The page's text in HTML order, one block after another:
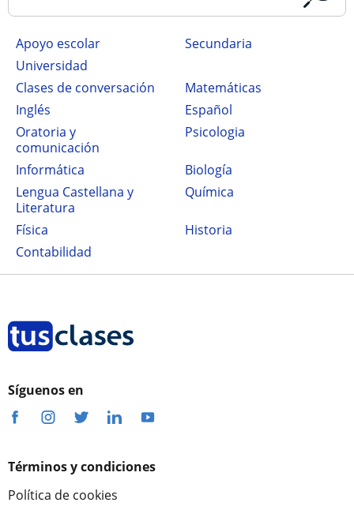
Apoyo escolar
secundaria
Universidad
Clases de conversación
Matemáticas
Inglés
Español
Oratoria y
comunicación
Psicologia
Informática
Biología
Lengua Castellana y
Literatura
Química
Física
Historia
Contabilidad
Síguenos en
Términos y condiciones
Política de cookies